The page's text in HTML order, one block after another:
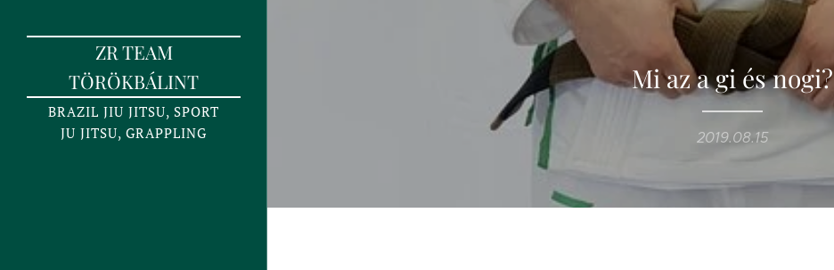
ZR TEAM
TÖRÖKBÁLINT
BRAZIL JIU JITSU, SPORT
JU JITSU, GRAPPLING
Mi az a gi és nogi?
2019.08.15